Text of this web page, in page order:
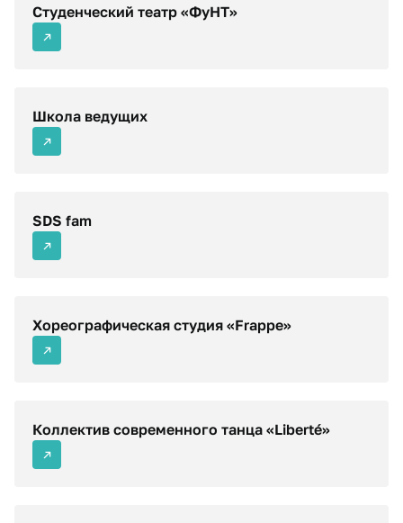
Студенческий театр «ФуНТ»
Школа ведущих
SDS fam
Хореографическая студия «Frappe»
Коллектив современного танца «Liberté»